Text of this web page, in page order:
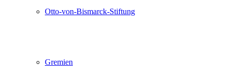
Otto-von-Bismarck-Stiftung
Gremien